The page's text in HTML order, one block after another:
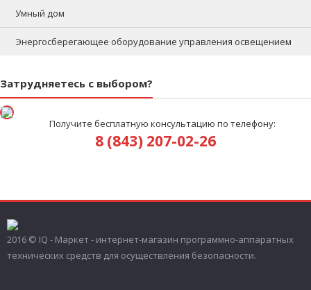
Умный дом
Энергосберегающее оборудование управления освещением
Затрудняетесь с выбором?
Получите бесплатную консультацию по телефону:
8 (843) 207-02-26
2016 © IQ - Маркет - интернет-магазин программно-аппаратных
технических средств для осуществления безопасности.